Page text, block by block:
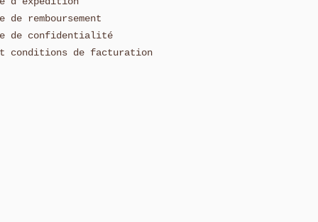
remboursement
de confidentialité
conditions de facturation